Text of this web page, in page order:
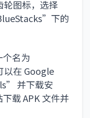
轮图标，选择
下的
名为
在 Google
并下载安
载 APK 文件并